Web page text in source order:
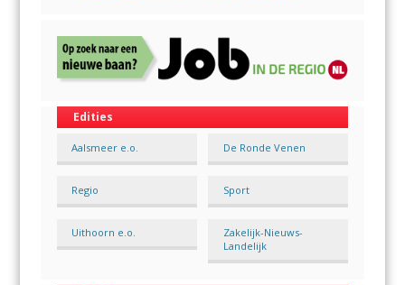
Edities
Aalsmeer e.o. De Ronde Venen
Regio Sport
Uithoorn e.o.
Zakelijk-Nieuws-
Landelijk